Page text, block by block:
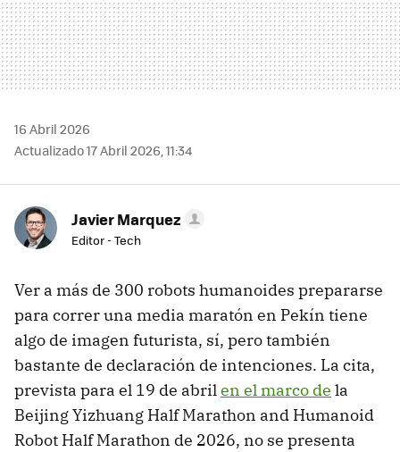
16 Abril 2026
Actualizado 17 Abril 2026, 11:34
Javier Marquez
Editor - Tech
Ver a más de 300 robots humanoides prepararse
para correr una media maratón en Pekín tiene
algo de imagen futurista, sí, pero también
bastante de declaración de intenciones. La cita,
prevista para el 19 de abrilen el marco de la
Beijing Yizhuang Half Marathon and Humanoid
Robot Half Marathon de 2026, no se presenta